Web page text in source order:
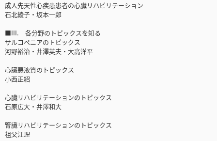
成人先天性心疾患患者の心臓リハビリテーション
石北綾子・坂本一郎
■III. 各分野のトピックスを知る
サルコペニアのトピックス
河野裕治・井澤英夫・大高洋平
心臓悪液質のトピックス
小西正紹
心臓リハビリテーションのトピックス
石原広大・井澤和大
腎臓リハビリテーションのトピックス
祖父江理